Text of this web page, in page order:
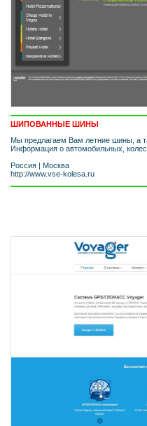
ШИПОВАННЫЕ ШИНЫ
Мы предлагаем Вам летние шины, а
Информация о автомобильных,
Россия | Москва
http://www.vse-kolesa.ru